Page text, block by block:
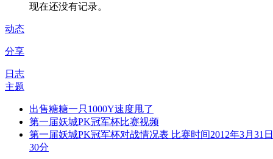
现在还没有记录。
动态
分享
日志
主题
出售糖糖一只1000Y速度甩了
第一届妖城PK冠军杯比赛视频
第一届妖城PK冠军杯对战情况表 比赛时间2012年3月31
30分